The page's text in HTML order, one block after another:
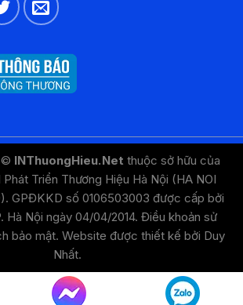
© INThuongHieu.Net thuộc sở hữu của
Triển Thương Hiệu Hà Nội (HA NOI
GPĐKKD số 0106503003 được cấp bởi
Hà Nội ngày 04/04/2014. Điều khoản sử
bảo mật. Website được thiết kế bởi Duy
Nhất.